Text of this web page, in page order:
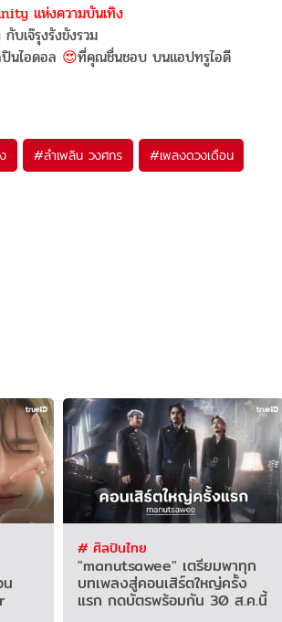
แห่งความบันเทิง
กับเจ๊รุงรังขังรวม
นไอดอล 😍ที่คุณชื่นชอบ บนแอปทรูไอดี
#ลำเพลิน วงศกร #เพลงดวงเดือน
# ศิลปินไทย
"manutsawee" เตรียมพาทุก
บทเพลงสู่คอนเสิร์ตใหญ่ครั้ง
แรก กดบัตรพร้อมกัน 30 ส.ค.นี้